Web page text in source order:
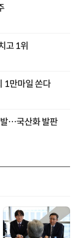
고 1위
1만마일 쏜다
발…국산화 발판